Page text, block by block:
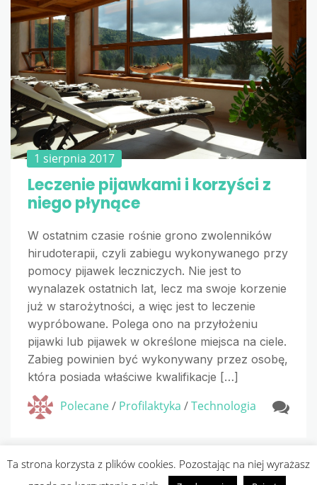
1 sierpnia 2017
Leczenie pijawkami i korzyści z
niego płynące
W ostatnim czasie rośnie grono zwolenników
hirudoterapii, czyli zabiegu wykonywanego przy
pomocy pijawek leczniczych. Nie jest to
wynalazek ostatnich lat, lecz ma swoje korzenie
już w starożytności, a więc jest to leczenie
wypróbowane. Polega ono na przyłożeniu
pijawki lub pijawek w określone miejsca na ciele.
Zabieg powinien być wykonywany przez osobę,
która posiada właściwe kwalifikacje […]
Polecane/ Profilaktyka /Technologia
Przedlekarzem.pl . All rights reserved. | Designed by
Ta strona korzysta z plików cookies. Pozostając na niej wyrażasz